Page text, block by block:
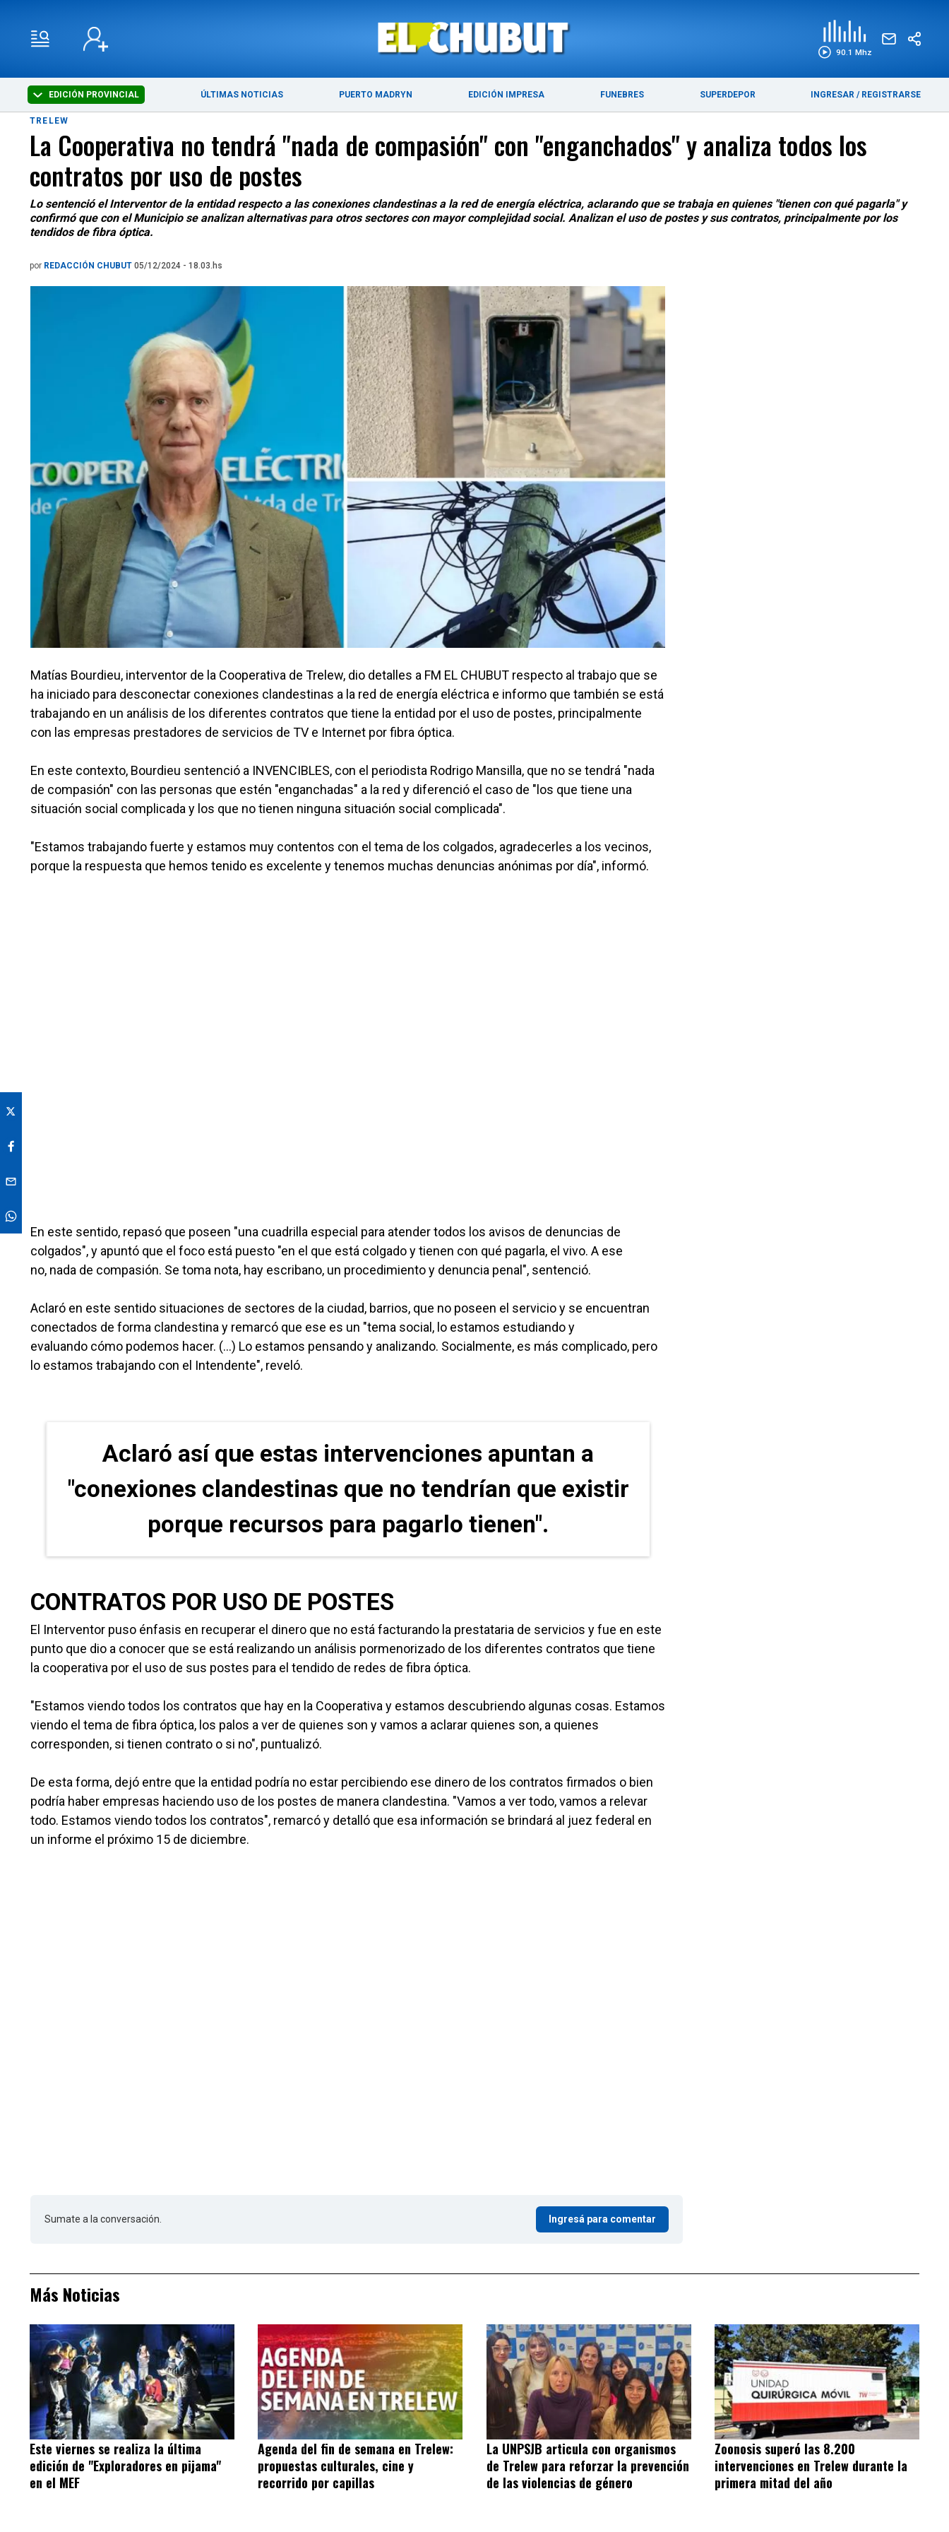
90.1 Mhz
EDICIÓN PROVINCIAL ÚLTIMAS NOTICIAS PUERTO MADRYN EDICIÓN IMPRESA FUNEBRES SUPERDEPOR INGRESAR / REGISTRARSE
ÚLTIMAS NOTICIAS PUERTO MADRYN
TRELEW
La Cooperativa no tendrá "nada de compasión" con "enganchados" y analiza todos los
contratos por uso de postes
Lo sentenció el Interventor de la entidad respecto a las conexiones clandestinas a la red de energía eléctrica, aclarando que se trabaja en quienes "tienen con qué pagarla" y
confirmó que con el Municipio se analizan alternativas para otros sectores con mayor complejidad social. Analizan el uso de postes y sus contratos, principalmente por los
tendidos de fibra óptica.
por REDACCIÓN CHUBUT 05/12/2024 - 18.03.hs
Matías Bourdieu, interventor de la Cooperativa de Trelew, dio detalles a FM EL CHUBUT respecto al trabajo que se
ha iniciado para desconectar conexiones clandestinas a la red de energía eléctrica e informo que también se está
trabajando en un análisis de los diferentes contratos que tiene la entidad por el uso de postes, principalmente
con las empresas prestadores de servicios de TV e Internet por fibra óptica.
En este contexto, Bourdieu sentenció a INVENCIBLES, con el periodista Rodrigo Mansilla, que no se tendrá "nada
de compasión" con las personas que estén "enganchadas" a la red y diferenció el caso de "los que tiene una
situación social complicada y los que no tienen ninguna situación social complicada".
"Estamos trabajando fuerte y estamos muy contentos con el tema de los colgados, agradecerles a los vecinos,
porque la respuesta que hemos tenido es excelente y tenemos muchas denuncias anónimas por día", informó.
En este sentido, repasó que poseen "una cuadrilla especial para atender todos los avisos de denuncias de
colgados", y apuntó que el foco está puesto "en el que está colgado y tienen con qué pagarla, el vivo. A ese
no, nada de compasión. Se toma nota, hay escribano, un procedimiento y denuncia penal", sentenció.
Aclaró en este sentido situaciones de sectores de la ciudad, barrios, que no poseen el servicio y se encuentran
conectados de forma clandestina y remarcó que ese es un "tema social, lo estamos estudiando y
evaluando cómo podemos hacer. (...) Lo estamos pensando y analizando. Socialmente, es más complicado, pero
lo estamos trabajando con el Intendente", reveló.
Aclaró así que estas intervenciones apuntan a
"conexiones clandestinas que no tendrían que existir
porque recursos para pagarlo tienen".
CONTRATOS POR USO DE POSTES
El Interventor puso énfasis en recuperar el dinero que no está facturando la prestataria de servicios y fue en este
punto que dio a conocer que se está realizando un análisis pormenorizado de los diferentes contratos que tiene
la cooperativa por el uso de sus postes para el tendido de redes de fibra óptica.
"Estamos viendo todos los contratos que hay en la Cooperativa y estamos descubriendo algunas cosas. Estamos
viendo el tema de fibra óptica, los palos a ver de quienes son y vamos a aclarar quienes son, a quienes
corresponden, si tienen contrato o si no", puntualizó.
De esta forma, dejó entre que la entidad podría no estar percibiendo ese dinero de los contratos firmados o bien
podría haber empresas haciendo uso de los postes de manera clandestina. "Vamos a ver todo, vamos a relevar
todo. Estamos viendo todos los contratos", remarcó y detalló que esa información se brindará al juez federal en
un informe el próximo 15 de diciembre.
Sumate a la conversación. Ingresá para comentar
Más Noticias
Este viernes se realiza la última
edición de "Exploradores en pijama"
en el MEF
Agenda del fin de semana en Trelew:
propuestas culturales, cine y
recorrido por capillas
La UNPSJB articula con organismos
de Trelew para reforzar la prevención
de las violencias de género
Zoonosis superó las 8.200
intervenciones en Trelew durante la
primera mitad del año